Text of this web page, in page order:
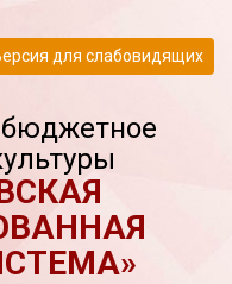
для слабовидящих